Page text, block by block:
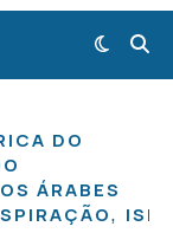
DO
ÁRABES
,